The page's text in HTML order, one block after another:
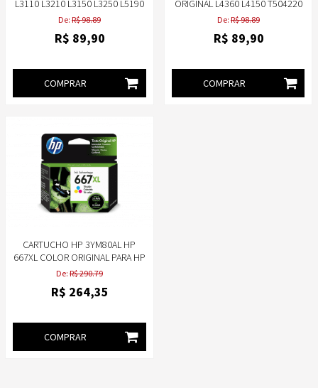
L3110 L3210 L3150 L3250 L5190
ORIGINAL
De: R$ 98.89
R$ 89,90
COMPRAR
ORIGINAL L4360 L4150 T504220
De: R$ 98.89
R$ 89,90
COMPRAR
CARTUCHO HP 3YM80AL HP
667XL COLOR ORIGINAL PARA HP
2376, 2774, 2776, 6476
De: R$ 290.79
R$ 264,35
COMPRAR